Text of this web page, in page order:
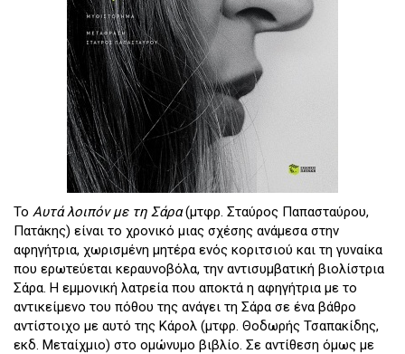
Το Αυτά λοιπόν με τη Σάρα(μτφρ. Σταύρος Παπασταύρου,
Πατάκης) είναι το χρονικό μιας σχέσης ανάμεσα στην
αφηγήτρια, χωρισμένη μητέρα ενός κοριτσιού και τη γυναίκα
που ερωτεύεται κεραυνοβόλα, την αντισυμβατική βιολίστρια
Σάρα. Η εμμονική λατρεία που αποκτά η αφηγήτρια με το
αντικείμενο του πόθου της ανάγει τη Σάρα σε ένα βάθρο
αντίστοιχο με αυτό της Κάρολ (μτφρ. Θoδωρής Τσαπακίδης,
εκδ. Μεταίχμιο) στο ομώνυμο βιβλίο. Σε αντίθεση όμως με